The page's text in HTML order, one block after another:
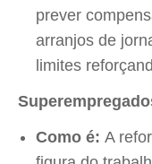
prever
arranjos de
limites
Como é: A